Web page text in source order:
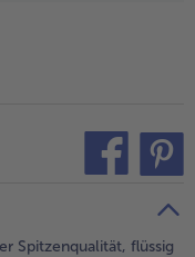
Spitzenqualität, flüssig